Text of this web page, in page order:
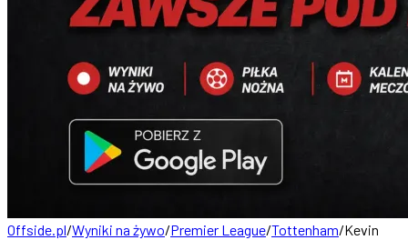
Offside.pl/Wyniki na żywo/Premier League/Tottenham/Kevin